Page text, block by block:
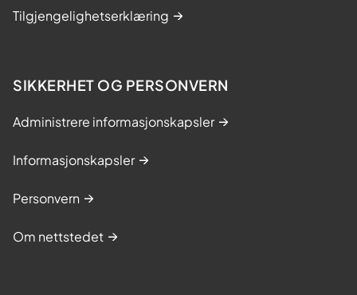
Tilgjengelighetserklæring
SIKKERHET OG PERSONVERN
Administrere informasjonskapsler
Informasjonskapsler
Personvern
Om nettstedet